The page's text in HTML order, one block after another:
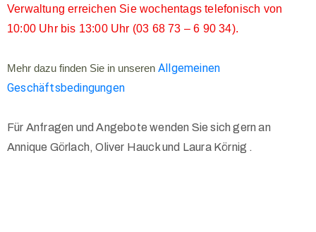
Verwaltung erreichen Sie wochentags telefonisch von
10:00 Uhr bis 13:00 Uhr (03 68 73 – 6 90 34).
Mehr dazu finden Sie in unseren Allgemeinen
Geschäftsbedingungen
Für Anfragen und Angebote wenden Sie sich gern an
Annique Görlach, Oliver Hauck und Laura Körnig .